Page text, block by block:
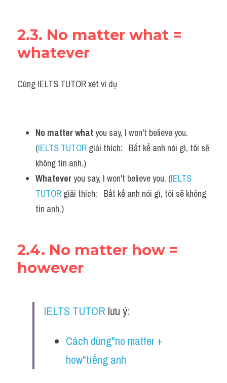
2.3. No matter what =
whatever
Cùng IELTS TUTOR xét ví dụ
No matter what you say, I won't believe you.
(IELTS TUTOR giải thích:   Bất kể anh nói gì, tôi sẽ
không tin anh.)
Whatever you say, I won't believe you. (IELTS
TUTOR giải thích:   Bất kể anh nói gì, tôi sẽ không
tin anh.)
2.4. No matter how =
however
IELTS TUTOR lưu ý:
Cách dùng"no matter +
how"tiếng anh